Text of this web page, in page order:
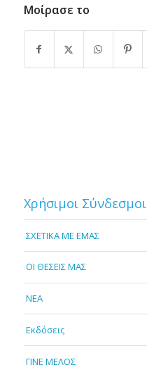
Μοίρασε το
Χρήσιμοι Σύνδεσμοι
ΣΧΕΤΙΚΑ ΜΕ ΕΜΑΣ
OI ΘΕΣΕΙΣ ΜΑΣ
NEA
Εκδόσεις
ΓΙΝΕ ΜΕΛΟΣ